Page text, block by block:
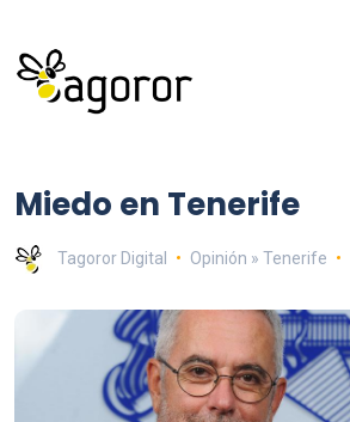
Miedo en Tenerife
Tagoror Digital Opinión » Tenerife